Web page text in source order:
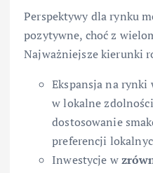
Perspektywy dla rynku
pozytywne, choć z
Najważniejsze kierunki
Ekspansja na rynki
w lokalne
dostosowanie
preferencji
Inwestycje w